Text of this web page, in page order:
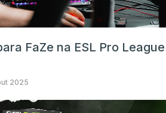
FaZe na ESL Pro League
2025